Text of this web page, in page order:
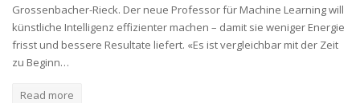
Grossenbacher-Rieck. Der neue Professor für Machine Learning will
künstliche Intelligenz effizienter machen – damit sie weniger Energie
frisst und bessere Resultate liefert. «Es ist vergleichbar mit der Zeit
zu Beginn…
Read more